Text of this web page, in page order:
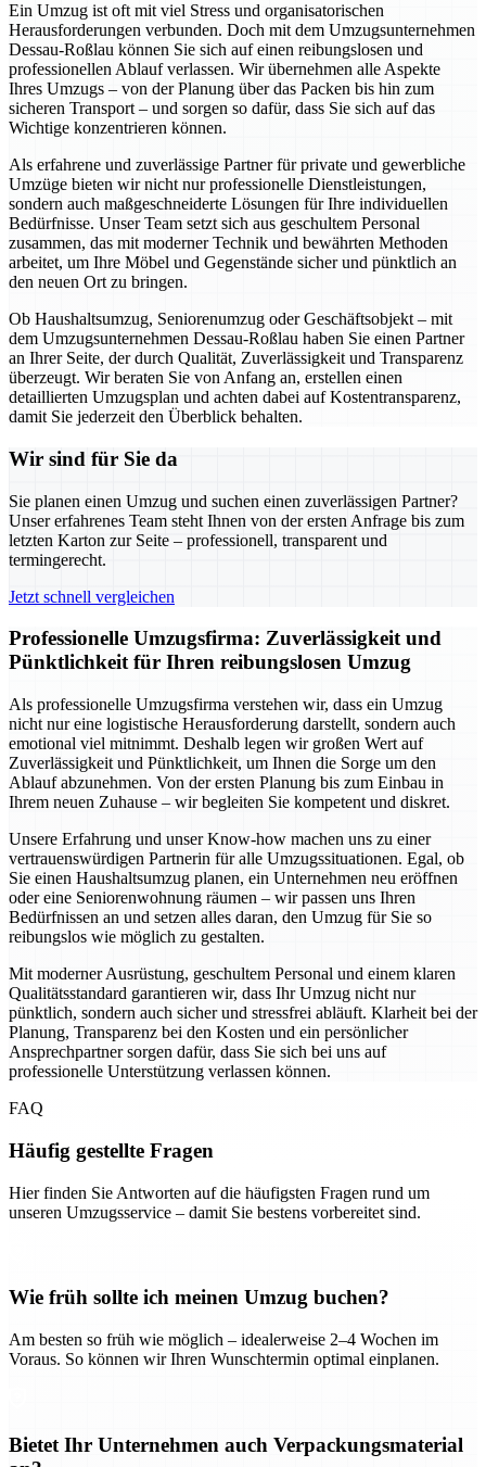
Ein Umzug ist oft mit viel Stress und organisatorischen
Herausforderungen verbunden. Doch mit dem Umzugsunternehmen
Dessau-Roßlau können Sie sich auf einen reibungslosen und
professionellen Ablauf verlassen. Wir übernehmen alle Aspekte
Ihres Umzugs – von der Planung über das Packen bis hin zum
sicheren Transport – und sorgen so dafür, dass Sie sich auf das
Wichtige konzentrieren können.
Als erfahrene und zuverlässige Partner für private und gewerbliche
Umzüge bieten wir nicht nur professionelle Dienstleistungen,
sondern auch maßgeschneiderte Lösungen für Ihre individuellen
Bedürfnisse. Unser Team setzt sich aus geschultem Personal
zusammen, das mit moderner Technik und bewährten Methoden
arbeitet, um Ihre Möbel und Gegenstände sicher und pünktlich an
den neuen Ort zu bringen.
Ob Haushaltsumzug, Seniorenumzug oder Geschäftsobjekt – mit
dem Umzugsunternehmen Dessau-Roßlau haben Sie einen Partner
an Ihrer Seite, der durch Qualität, Zuverlässigkeit und Transparenz
überzeugt. Wir beraten Sie von Anfang an, erstellen einen
detaillierten Umzugsplan und achten dabei auf Kostentransparenz,
damit Sie jederzeit den Überblick behalten.
Wir sind für Sie da
Sie planen einen Umzug und suchen einen zuverlässigen Partner?
Unser erfahrenes Team steht Ihnen von der ersten Anfrage bis zum
letzten Karton zur Seite – professionell, transparent und
termingerecht.
Jetzt schnell vergleichen
Professionelle Umzugsfirma: Zuverlässigkeit und
Pünktlichkeit für Ihren reibungslosen Umzug
Als professionelle Umzugsfirma verstehen wir, dass ein Umzug
nicht nur eine logistische Herausforderung darstellt, sondern auch
emotional viel mitnimmt. Deshalb legen wir großen Wert auf
Zuverlässigkeit und Pünktlichkeit, um Ihnen die Sorge um den
Ablauf abzunehmen. Von der ersten Planung bis zum Einbau in
Ihrem neuen Zuhause – wir begleiten Sie kompetent und diskret.
Unsere Erfahrung und unser Know-how machen uns zu einer
vertrauenswürdigen Partnerin für alle Umzugssituationen. Egal, ob
Sie einen Haushaltsumzug planen, ein Unternehmen neu eröffnen
oder eine Seniorenwohnung räumen – wir passen uns Ihren
Bedürfnissen an und setzen alles daran, den Umzug für Sie so
reibungslos wie möglich zu gestalten.
Mit moderner Ausrüstung, geschultem Personal und einem klaren
Qualitätsstandard garantieren wir, dass Ihr Umzug nicht nur
pünktlich, sondern auch sicher und stressfrei abläuft. Klarheit bei der
Planung, Transparenz bei den Kosten und ein persönlicher
Ansprechpartner sorgen dafür, dass Sie sich bei uns auf
professionelle Unterstützung verlassen können.
FAQ
Häufig gestellte Fragen
Hier finden Sie Antworten auf die häufigsten Fragen rund um
unseren Umzugsservice – damit Sie bestens vorbereitet sind.
Wie früh sollte ich meinen Umzug buchen?
Am besten so früh wie möglich – idealerweise 2–4 Wochen im
Voraus. So können wir Ihren Wunschtermin optimal einplanen.
Bietet Ihr Unternehmen auch Verpackungsmaterial